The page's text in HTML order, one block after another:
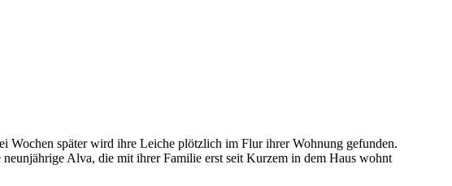
Wochen später wird ihre Leiche plötzlich im Flur ihrer Wohnung gefunden.
Alva, die mit ihrer Familie erst seit Kurzem in dem Haus wohnt